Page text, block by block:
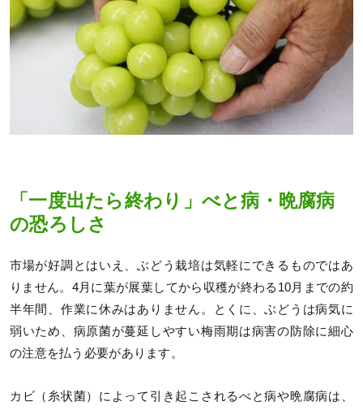
「一度出たら終わり」べと病・晩腐病
の恐ろしさ
市場が好調とはいえ、ぶどう栽培は気軽にできるものではあ
りません。4月に葉が展葉してから収穫が終わる10月までの約
半年間、作業に休みはありません。とくに、ぶどうは病気に
弱いため、病原菌が蔓延しやすい梅雨期は病害の防除に細心
の注意を払う必要があります。
カビ（糸状菌）によって引き起こされるべと病や晩腐病は、